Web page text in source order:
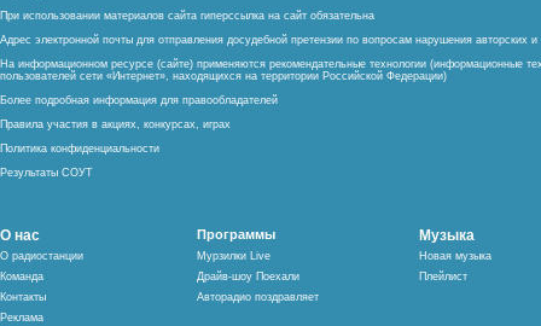
При использовании материалов сайта гиперссылка на сайт обязательна
Адрес электронной почты для отправления досудебной претензии по вопросам нарушения авторских
На информационном ресурсе (сайте) применяются рекомендательные технологии (информационные
пользователей сети «Интернет», находящихся на территории Российской Федерации)
Более подробная информация для правообладателей
Правила участия в акциях, конкурсах, играх
Политика конфиденциальности
Результаты СОУТ
О нас
О радиостанции
Команда
Контакты
Реклама
Программы
Мурзилки Live
Драйв-шоу Поехали
Авторадио поздравляет
Музыка
Новая музыка
Плейлист